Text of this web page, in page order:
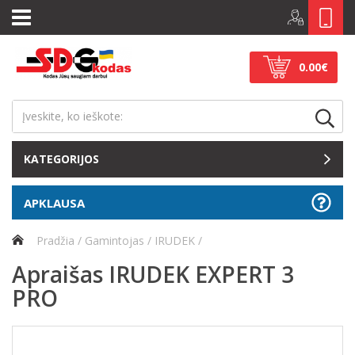
0.00€
KATEGORIJOS
APKLAUSA
Pradžia Gamintojas IRUDEK
Apraišas IRUDEK EXPERT 3
PRO